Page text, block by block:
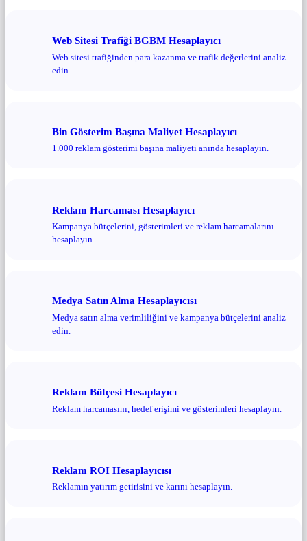
Web Sitesi Trafiği BGBM Hesaplayıcı
Web sitesi trafiğinden para kazanma ve trafik değerlerini analiz
edin.
Bin Gösterim Başına Maliyet Hesaplayıcı
1.000 reklam gösterimi başına maliyeti anında hesaplayın.
Reklam Harcaması Hesaplayıcı
Kampanya bütçelerini, gösterimleri ve reklam harcamalarını
hesaplayın.
Medya Satın Alma Hesaplayıcısı
Medya satın alma verimliliğini ve kampanya bütçelerini analiz
edin.
Reklam Bütçesi Hesaplayıcı
Reklam harcamasını, hedef erişimi ve gösterimleri hesaplayın.
Reklam ROI Hesaplayıcısı
Reklamın yatırım getirisini ve karını hesaplayın.